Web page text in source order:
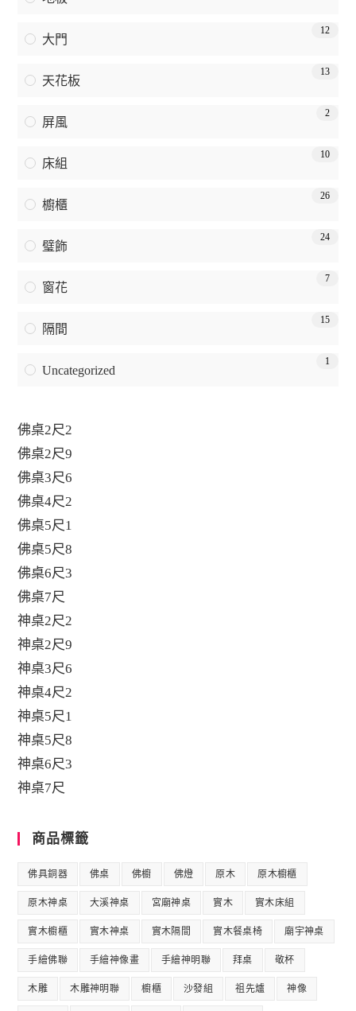
大門
12
天花板
13
屏風
2
床組
10
櫥櫃
26
璧飾
24
窗花
7
隔間
15
Uncategorized
1
佛桌2尺2
佛桌2尺9
佛桌3尺6
佛桌4尺2
佛桌5尺1
佛桌5尺8
佛桌6尺3
佛桌7尺
神桌2尺2
神桌2尺9
神桌3尺6
神桌4尺2
神桌5尺1
神桌5尺8
神桌6尺3
神桌7尺
商品標籤
佛具銅器 佛桌 佛櫥 佛燈 原木 原木櫥櫃
原木神桌 大溪神桌 宮廟神桌 實木 實木床組
實木櫥櫃 實木神桌 實木隔間 實木餐桌椅 廟宇神桌
手繪佛聯 手繪神像畫 手繪神明聯 拜桌 敬杯
木雕 木雕神明聯 櫥櫃 沙發組 祖先爐 神像